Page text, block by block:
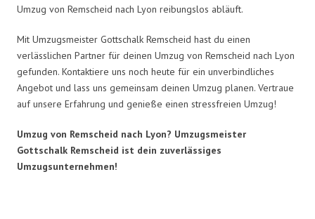
Umzug von Remscheid nach Lyon reibungslos abläuft.
Mit Umzugsmeister Gottschalk Remscheid hast du einen
verlässlichen Partner für deinen Umzug von Remscheid nach Lyon
gefunden. Kontaktiere uns noch heute für ein unverbindliches
Angebot und lass uns gemeinsam deinen Umzug planen. Vertraue
auf unsere Erfahrung und genieße einen stressfreien Umzug!
Umzug von Remscheid nach Lyon? Umzugsmeister
Gottschalk Remscheid ist dein zuverlässiges
Umzugsunternehmen!